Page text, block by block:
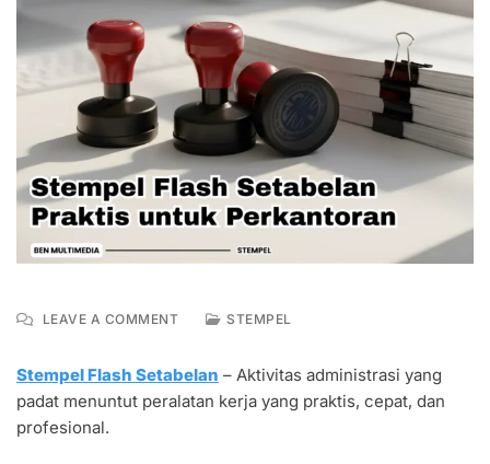
LEAVE A COMMENTON
SETABELAN
PRAKTIS
STEMPEL
Stempel Flash Setabelan – Aktivitas administrasi yang
padat menuntut peralatan kerja yang praktis, cepat, dan
profesional.